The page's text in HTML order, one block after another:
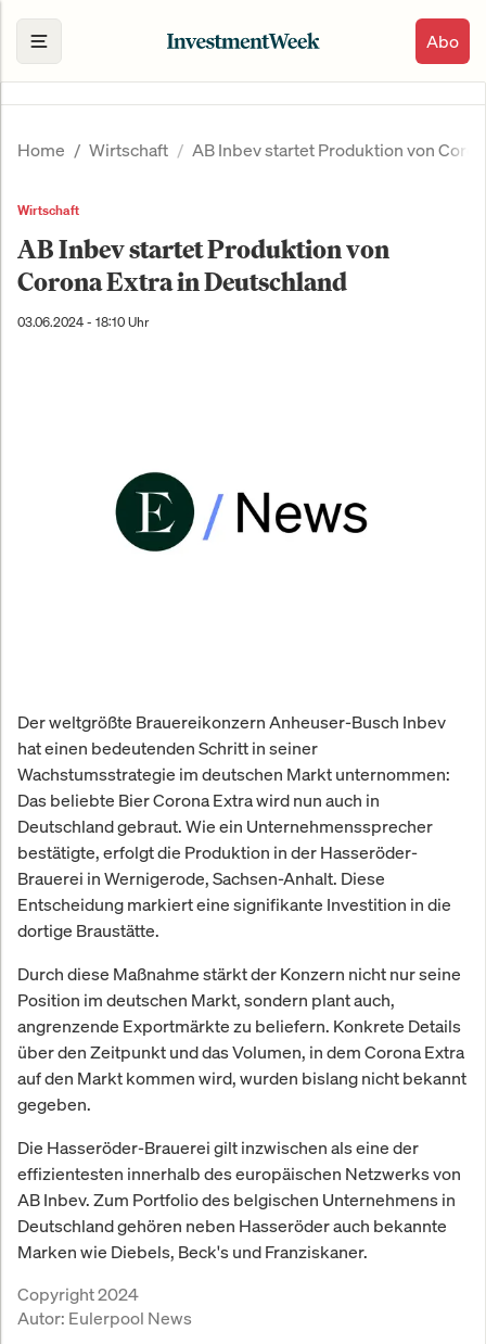
Abo
Home Wirtschaft AB Inbev startet Produktion von
Wirtschaft
AB Inbev startet Produktion von
Corona Extra in Deutschland
03.06.2024 - 18:10 Uhr
Der weltgrößte Brauereikonzern Anheuser-Busch Inbev
hat einen bedeutenden Schritt in seiner
Wachstumsstrategie im deutschen Markt unternommen:
Das beliebte Bier Corona Extra wird nun auch in
Deutschland gebraut. Wie ein Unternehmenssprecher
bestätigte, erfolgt die Produktion in der Hasseröder-
Brauerei in Wernigerode, Sachsen-Anhalt. Diese
Entscheidung markiert eine signifikante Investition in die
dortige Braustätte.
Durch diese Maßnahme stärkt der Konzern nicht nur seine
Position im deutschen Markt, sondern plant auch,
angrenzende Exportmärkte zu beliefern. Konkrete Details
über den Zeitpunkt und das Volumen, in dem Corona Extra
auf den Markt kommen wird, wurden bislang nicht bekannt
gegeben.
Die Hasseröder-Brauerei gilt inzwischen als eine der
effizientesten innerhalb des europäischen Netzwerks von
AB Inbev. Zum Portfolio des belgischen Unternehmens in
Deutschland gehören neben Hasseröder auch bekannte
Marken wie Diebels, Beck's und Franziskaner.
Copyright 2024
Autor: Eulerpool News